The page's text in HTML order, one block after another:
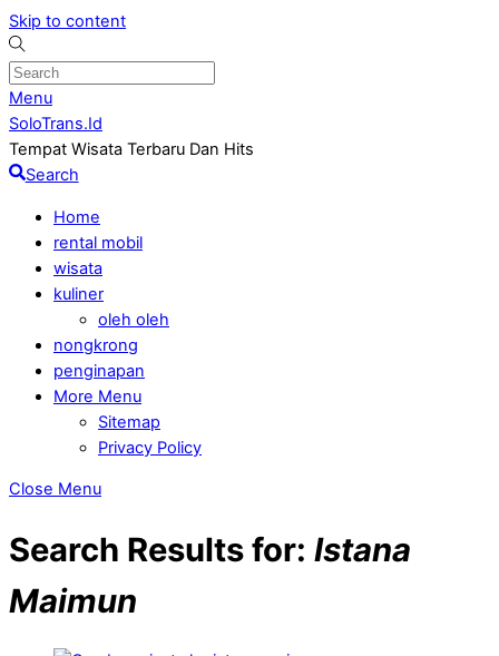
Skip to content
Menu
SoloTrans.Id
Tempat Wisata Terbaru Dan Hits
Search
Home
rental mobil
wisata
kuliner
oleh oleh
nongkrong
penginapan
More Menu
Sitemap
Privacy Policy
Close Menu
Search Results for: Istana
Maimun